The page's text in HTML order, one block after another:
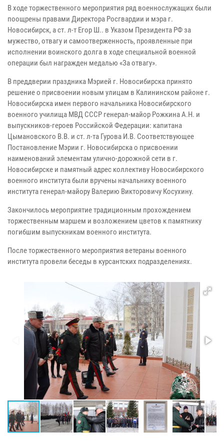
В ходе торжественного мероприятия ряд военнослужащих были
поощрены правами Директора Росгвардии и мэра г.
Новосибирск, а ст. л-т Егор Ш.. в Указом Президента РФ за
мужество, отвагу и самоотверженность, проявленные при
исполнении воинского долга в ходе специальной военной
операции был награжден медалью «За отвагу».
В преддверии праздника Мэрией г. Новосибирска принято
решение о присвоении новым улицам в Калининском районе г.
Новосибирска имен первого начальника Новосибирского
военного училища МВД СССР генерал-майор Рожкина А.Н. и
выпускников-героев Российской Федерации: капитана
Цымановского В.В. и ст. л-та Гурова И.В. Соответствующее
Постановление Мэрии г. Новосибирска о присвоении
наименований элементам улично-дорожной сети в г.
Новосибирске и памятный адрес коллективу Новосибирского
военного института были вручены начальнику военного
института генерал-майору Валерию Викторовичу Косухину.
Закончилось мероприятие традиционным прохождением
торжественным маршем и возложением цветов к памятнику
погибшим выпускникам военного института.
После торжественного мероприятия ветераны военного
института провели беседы в курсантских подразделениях.